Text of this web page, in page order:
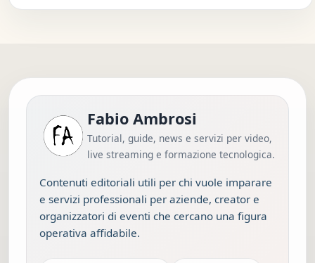
Fabio Ambrosi
Tutorial, guide, news e servizi per video,
live streaming e formazione tecnologica.
Contenuti editoriali utili per chi vuole imparare
e servizi professionali per aziende, creator e
organizzatori di eventi che cercano una figura
operativa affidabile.